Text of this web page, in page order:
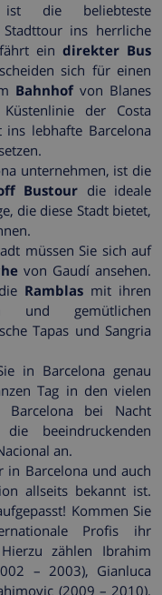
die beliebteste
ins herrliche
fährt eindirekter Bus
sich für einen
Bahnhofvon Blanes
der Costa
lebhafte Barcelona
unternehmen, ist die
Bustour die ideale
die diese Stadt bietet,
müssen Sie sich auf
von Gaudí ansehen.
Ramblas mit ihren
und gemütlichen
Tapas und Sangria
in Barcelona genau
Tag in den vielen
Barcelona bei Nacht
beeindruckenden
an.
in Barcelona und auch
allseits bekannt ist.
Kommen Sie
Profis ihr
zählen Ibrahim
– 2003), Gianluca
(2009 – 2010),